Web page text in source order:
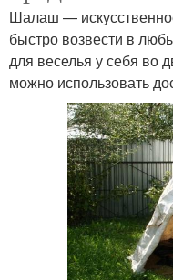
Шалаш —
быстро возвести в
для веселья у себя во
можно использовать